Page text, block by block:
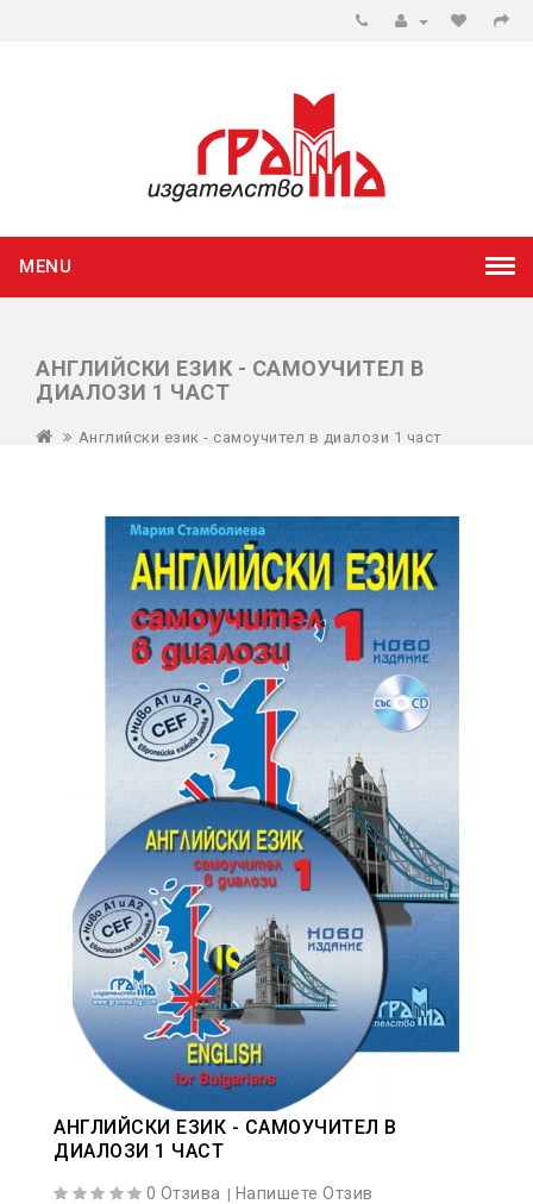
MENU
АНГЛИЙСКИ ЕЗИК - САМОУЧИТЕЛ В
ДИАЛОЗИ 1 ЧАСТ
Английски език - самоучител в диалози 1 част
АНГЛИЙСКИ ЕЗИК - САМОУЧИТЕЛ В
ДИАЛОЗИ 1 ЧАСТ
0 Отзива | Напишете Отзив